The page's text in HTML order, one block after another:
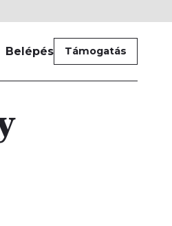
Belépés Támogatás